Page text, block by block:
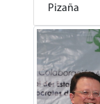
Pizaña